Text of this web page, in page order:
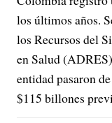
los últimos años.
los Recursos del
en Salud
entidad pasaron
$115 billones